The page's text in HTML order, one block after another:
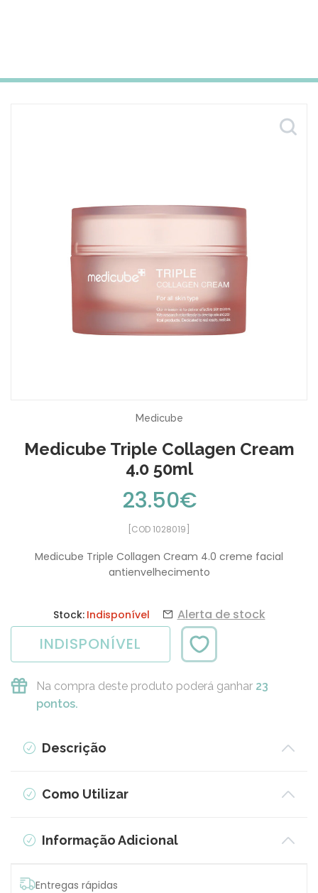
Medicube
Medicube Triple Collagen Cream
4.0 50ml
23.50€
[COD 1028019]
Medicube Triple Collagen Cream 4.0 creme facial
antienvelhecimento
Stock: Indisponível Alerta de stock
INDISPONÍVEL
Na compra deste produto poderá ganhar 23
pontos.
Descrição
Como Utilizar
Informação Adicional
Entregas rápidas